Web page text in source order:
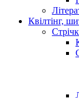
Квілтінг,